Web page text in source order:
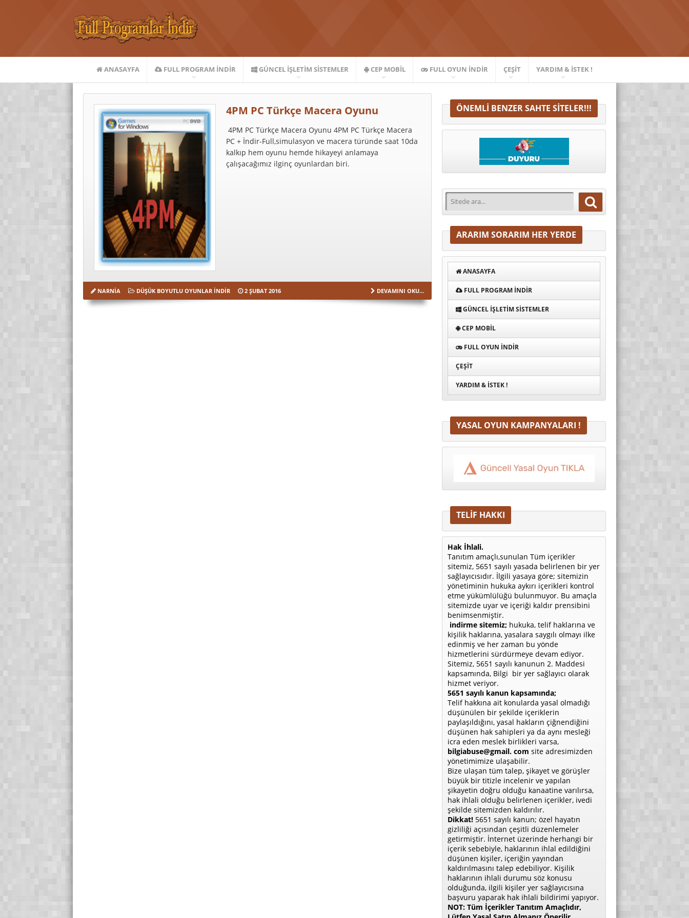
ANASAYFA FULL PROGRAM INDIR GÜNCEL İŞLETIM SISTEMLER CEP MOBIL FULL OYUN İNDIR ÇEŞIT YARDIM & İSTEK !
4PM PC Türkçe Macera Oyunu
4PM PC Türkçe Macera Oyunu 4PM PC Türkçe Macera
PC + İndir-Full,simulasyon ve macera türünde saat 10da
kalkıp hem oyunu hemde hikayeyi anlamaya
çalışacağımız ilginç oyunlardan biri.
NARNIA DÜŞÜK BOYUTLU OYUNLAR İNDIR 2 ŞUBAT 2016 DEVAMINI OKU...
ÖNEMLI BENZER SAHTE SITELER!!!
ARARIM SORARIM HER YERDE
ANASAYFA
FULL PROGRAM INDIR
GÜNCEL İŞLETIM SISTEMLER
CEP MOBIL
FULL OYUN İNDIR
ÇEŞIT
YARDIM & İSTEK !
YASAL OYUN KAMPANYALARI !
TELİF HAKKI
Hak İhlali.
Tanıtım amaçlı,sunulan Tüm içerikler
sitemiz, 5651 sayılı yasada belirlenen bir yer
sağlayıcısıdır. İlgili yasaya göre; sitemizin
yönetiminin hukuka aykırı içerikleri kontrol
etme yükümlülüğü bulunmuyor. Bu amaçla
sitemizde uyar ve içeriği kaldır prensibini
benimsenmiştir.
indirme sitemiz; hukuka, telif haklarına ve
kişilik haklarına, yasalara saygılı olmayı ilke
edinmiş ve her zaman bu yönde
hizmetlerini sürdürmeye devam ediyor.
Sitemiz, 5651 sayılı kanunun 2. Maddesi
kapsamında, Bilgi bir yer sağlayıcı olarak
hizmet veriyor.
5651 sayılı kanun kapsamında;
Telif hakkına ait konularda yasal olmadığı
düşünülen bir şekilde içeriklerin
paylaşıldığını, yasal hakların çiğnendiğini
düşünen hak sahipleri ya da aynı mesleği
icra eden meslek birlikleri varsa,
bilgiabuse@gmail. com site adresimizden
yönetimimize ulaşabilir.
Bize ulaşan tüm talep, şikayet ve görüşler
büyük bir titizle incelenir ve yapılan
şikayetin doğru olduğu kanaatine varılırsa,
hak ihlali olduğu belirlenen içerikler, ivedi
şekilde sitemizden kaldırılır.
Dikkat! 5651 sayılı kanun; özel hayatın
gizliliği açısından çeşitli düzenlemeler
getirmiştir. İnternet üzerinde herhangi bir
içerik sebebiyle, haklarının ihlal edildiğini
düşünen kişiler, içeriğin yayından
kaldırılmasını talep edebiliyor. Kişilik
haklarının ihlali durumu söz konusu
olduğunda, ilgili kişiler yer sağlayıcısına
başvuru yaparak hak ihlali bildirimi yapıyor.
NOT: Tüm İçerikler Tanıtım Amaçlıdır,